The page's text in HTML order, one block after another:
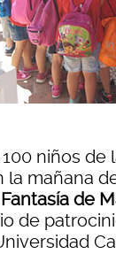
niños de
la mañana
de
de